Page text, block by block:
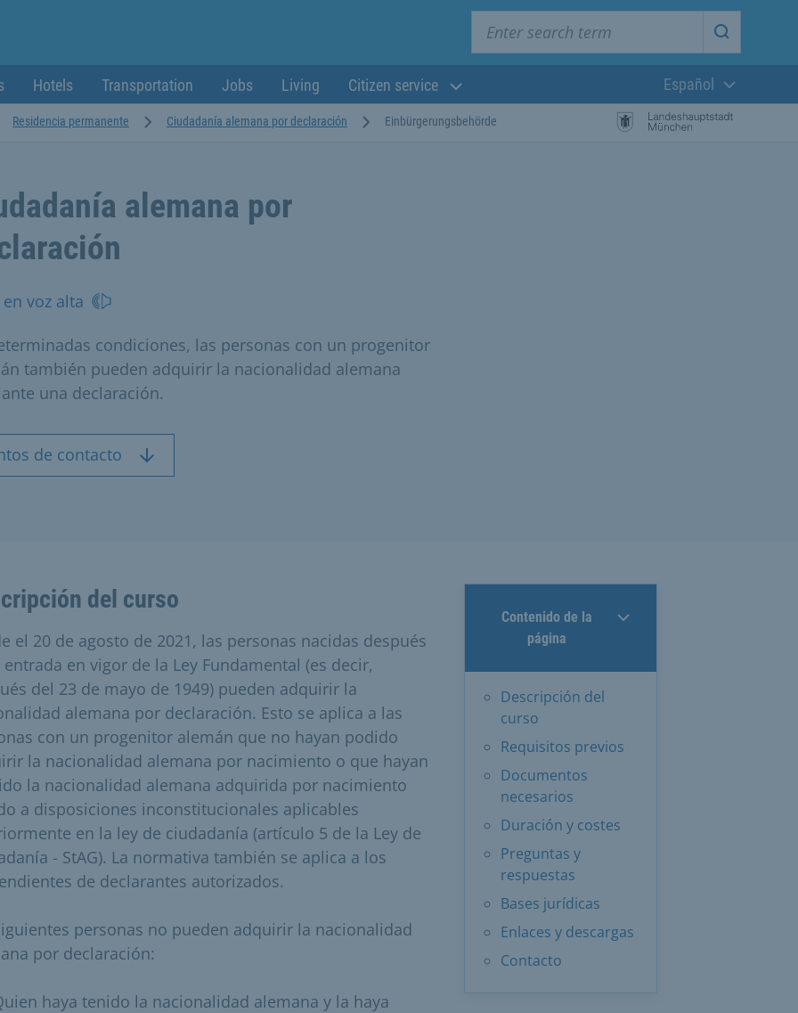
Start
Hotels Transportation Jobs Living Citizen service
Lengua actual:
Español
Residencia permanente Ciudadanía alemana por declaración Einbürgerungsbehörde
alemana por
en voz alta
condiciones, las personas con un progenitor
también pueden adquirir la nacionalidad alemana
una declaración.
de contacto
Contenido de la
página
Descripción del
curso
Requisitos previos
Documentos
necesarios
Duración y costes
Preguntas y
respuestas
Bases jurídicas
Enlaces y descargas
Contacto
del curso
el 20 de agosto de 2021, las personas nacidas después
entrada en vigor de la Ley Fundamental (es decir,
del 23 de mayo de 1949) pueden adquirir la
alemana por declaración. Esto se aplica a las
con un progenitor alemán que no hayan podido
la nacionalidad alemana por nacimiento o que hayan
la nacionalidad alemana adquirida por nacimiento
a disposiciones inconstitucionales aplicables
en la ley de ciudadanía (artículo 5 de la Ley de
- StAG). La normativa también se aplica a los
de declarantes autorizados.
personas no pueden adquirir la nacionalidad
por declaración:
haya tenido la nacionalidad alemana y la haya